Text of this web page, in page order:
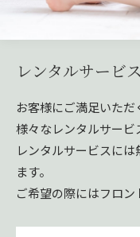
レンタルサービ
お客様にご満足いただ
様々なレンタルサービ
レンタルサービスに
ます。
ご希望の際にはフロン